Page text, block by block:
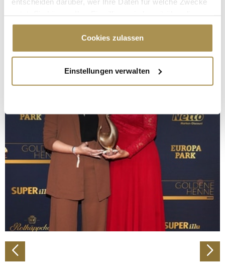
Cookie-Erklärung oder durch Klicken auf das Privacy
Trigger Symbol ändern oder widerrufen
Informationen über Ihre geografische Lage
erfassen, welche bis auf einige Meter genau sein
bestimmten Merkmalen (Fingerprinting) identifizieren
Erfahren Sie mehr darüber, wie Ihre persönlichen Daten
verarbeitet werden, und legen Sie Ihre Präferenzen im
Abschnitt Einzelheitenfest.
Wir verwenden Cookies, um Inhalte und Anzeigen zu
personalisieren, Funktionen für soziale Medien anbieten
zu können und die Zugriffe auf unsere Website zu
analysieren. Außerdem geben wir Informationen zu Ihrer
Verwendung unserer Website an unsere Partner für
soziale Medien, Werbung und Analysen weiter. Unsere
Partner führen diese Informationen möglicherweise mit
Cookies zulassen
Einstellungen verwalten